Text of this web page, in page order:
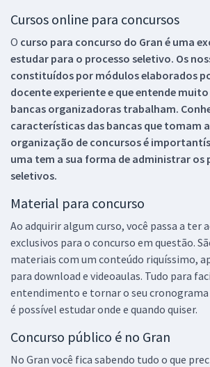
Cursos online para concursos
O curso para concurso do Gran é uma
estudar para o processo seletivo. Os
constituídos por módulos elaborados
docente experiente e que entende
bancas organizadoras trabalham.
características das bancas que tomam
organização de concursos é
uma tem a sua forma de administrar os
seletivos.
Material para concurso
Ao adquirir algum curso, você passa a ter
exclusivos para o concurso em questão.
materiais com um conteúdo riquíssimo,
para download e videoaulas. Tudo para
entendimento e tornar o seu
é possível estudar onde e quando quiser.
Concurso público é no Gran
No Gran você fica sabendo tudo o que